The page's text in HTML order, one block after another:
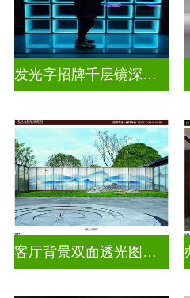
发光字招牌千层镜深渊镜
客厅背景双面透光图案水墨画玻璃